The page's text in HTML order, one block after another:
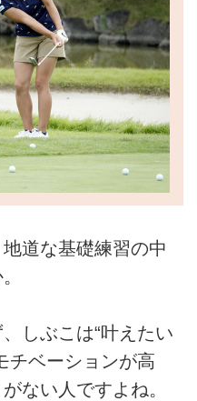
道な基礎練習の中
しぶこは“叶えたい
チベーションが高
ない人ですよね。